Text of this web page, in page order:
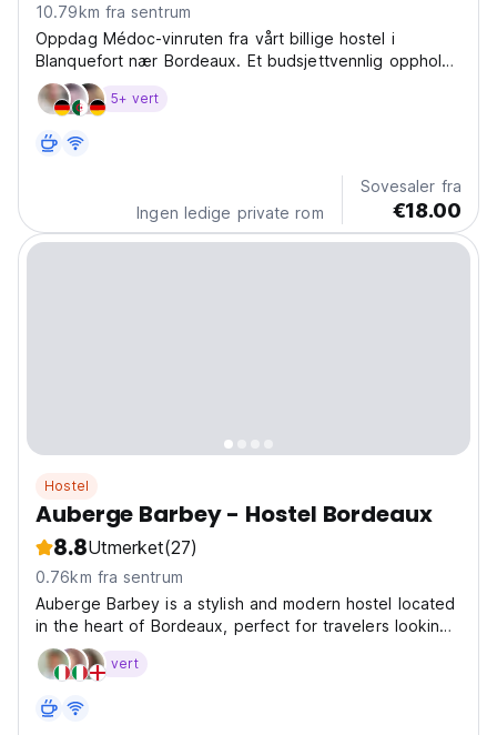
10.79km fra sentrum
Oppdag Médoc-vinruten fra vårt billige hostel i
Blanquefort nær Bordeaux. Et budsjettvennlig opphold
for å utforske vingårder og slott i Nouvelle-Aquitaine.
(Auto-translated from original language)
5+ vert
Ingen ledige private rom
Sovesaler fra
€18.00
Hostel
Auberge Barbey - Hostel Bordeaux
8.8Utmerket(27)
0.76km fra sentrum
Auberge Barbey is a stylish and modern hostel located
in the heart of Bordeaux, perfect for travelers looking
to explore the city on a budget without compromising
on comfort. The hostel offers a range of
shared...
vert